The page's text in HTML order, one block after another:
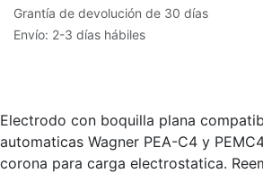
Grantía de devolución de 30 días
Envío: 2-3 días hábiles
Electrodo con boquilla plana
automaticas Wagner PEA-C4 y
corona para carga electrostatica.